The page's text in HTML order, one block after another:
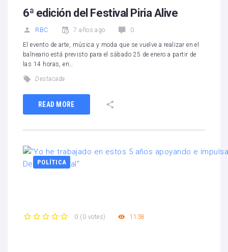
6ª edición del Festival Piria Alive
RBC 7 años ago 0
El evento de arte, música y moda que se vuelve a realizar en el
balneario está previsto para el sábado 25 de enero a partir de
las 14 horas, en…
Destacada
READ MORE
POLÍTICA
0 ( 0 votes) 1138